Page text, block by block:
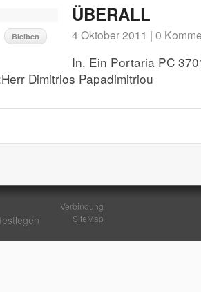
Bleiben
ÜBERALL
4 Oktober 2011 | 0
In. Ein Portaria PC
Dimitrios Papadimitriou
Verbindung
SiteMap